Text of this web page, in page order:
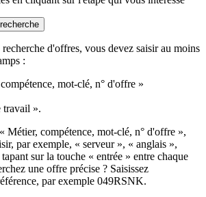
d'offres, vous devez saisir au moins
:
mot-clé, n° d'offre »
travail ».
Métier, compétence, mot-clé, n° d'offre »,
par exemple, « serveur », « anglais »,
sur la touche « entrée » entre chaque
une offre précise ? Saisissez
par exemple 049RSNK.